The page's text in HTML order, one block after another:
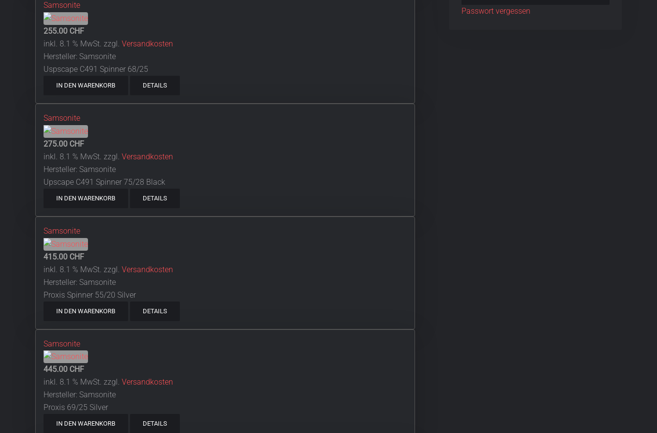
Samsonite
255.00 CHF
inkl. 8.1 % MwSt. zzgl. Versandkosten
Hersteller: Samsonite
Uspscape C491 Spinner 68/25
IN DEN WARENKORB DETAILS
Samsonite
275.00 CHF
inkl. 8.1 % MwSt. zzgl. Versandkosten
Hersteller: Samsonite
Upscape C491 Spinner 75/28 Black
IN DEN WARENKORB DETAILS
Samsonite
415.00 CHF
inkl. 8.1 % MwSt. zzgl. Versandkosten
Hersteller: Samsonite
Proxis Spinner 55/20 Silver
IN DEN WARENKORB DETAILS
Samsonite
445.00 CHF
inkl. 8.1 % MwSt. zzgl. Versandkosten
Hersteller: Samsonite
Proxis 69/25 Silver
IN DEN WARENKORB DETAILS
Passwort vergessen